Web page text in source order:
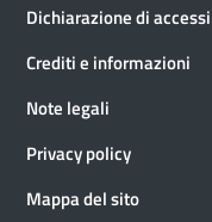
Dichiarazione di
Crediti e informazioni
Note legali
Privacy policy
Mappa del sito